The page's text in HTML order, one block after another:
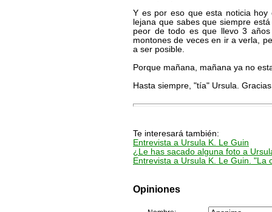
Y es por eso que esta noticia hoy
lejana que sabes que siempre
peor de todo es que llevo 3
montones de veces en ir a verla,
a ser posible.
Porque mañana, mañana ya no
Hasta siempre, "tía" Ursula.
Te interesará también:
Entrevista a Ursula K. Le Guin
¿Le has sacado alguna foto a
Entrevista a Ursula K. Le Guin. "La
Opiniones